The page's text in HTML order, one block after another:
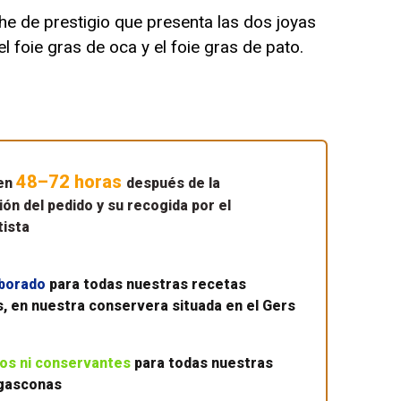
de prestigio que presenta las dos joyas
foie gras de oca y el foie gras de pato.
48–72 horas después de la
del pedido y su recogida por el
para todas nuestras recetas
en nuestra conservera situada en el Gers
ni conservantespara todas nuestras